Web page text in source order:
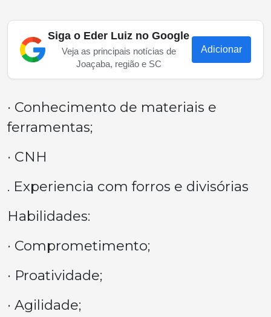
Siga o Eder Luiz no Google
Veja as principais notícias de
Joaçaba, região e SC
Adicionar
· Conhecimento de materiais e
ferramentas;
· CNH
. Experiencia com forros e divisórias
Habilidades:
· Comprometimento;
· Proatividade;
· Agilidade;